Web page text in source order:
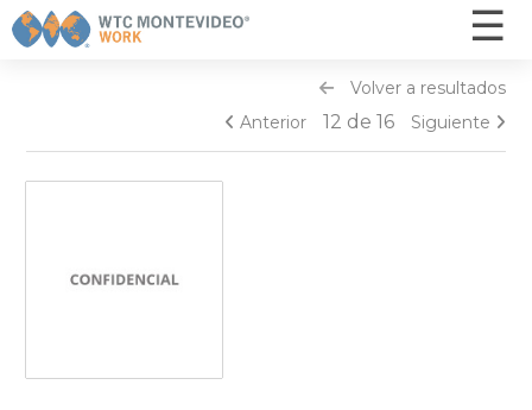
☰
×
Ofertas
¿Cómo funciona? - Postulantes
Otros servicios
Nosotros
Volver a resultados
Anterior
12 de 16 Siguiente